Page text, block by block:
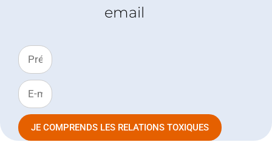
email
JE COMPRENDS LES RELATIONS TOXIQUES